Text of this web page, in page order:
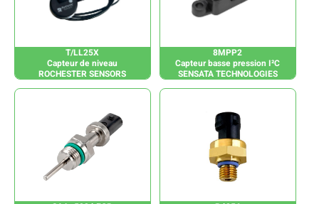
T/LL25X
Capteur de niveau
ROCHESTER SENSORS
8MPP2
Capteur basse pression I²C
SENSATA TECHNOLOGIES